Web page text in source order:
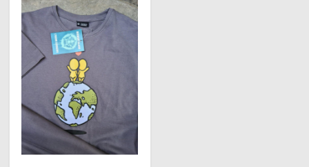
Tee-
Shirt
Homme
Mixte